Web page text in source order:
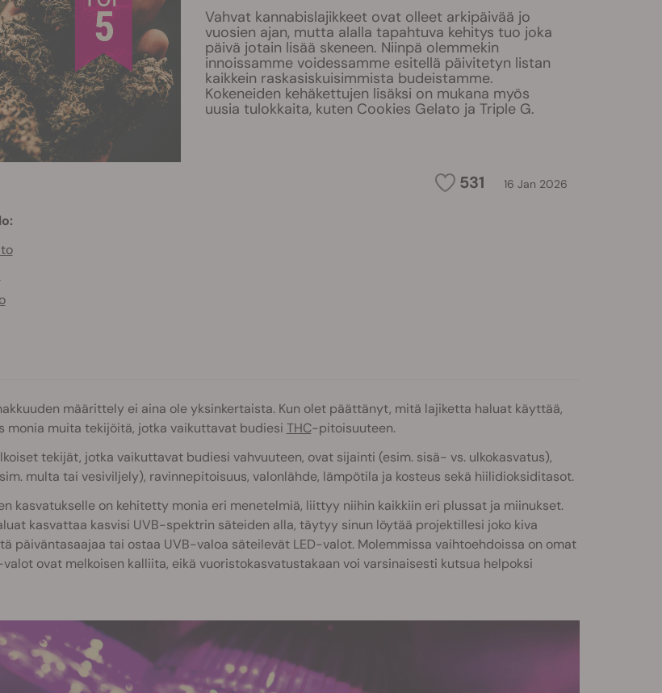
Vahvat kannabislajikkeet ovat olleet arkipäivää jo
vuosien ajan, mutta alalla tapahtuva kehitys tuo joka
päivä jotain lisää skeneen. Niinpä olemmekin
innoissamme voidessamme esitellä päivitetyn listan
kaikkein raskasiskuisimmista budeistamme.
Kokeneiden kehäkettujen lisäksi on mukana myös
uusia tulokkaita, kuten Cookies Gelato ja Triple G.
531 16 Jan 2026
määrittely ei aina ole yksinkertaista. Kun olet päättänyt, mitä lajiketta haluat käyttää,
monia muita tekijöitä, jotka vaikuttavat budiesi THC-pitoisuuteen.
tekijät, jotka vaikuttavat budiesi vahvuuteen, ovat sijainti (esim. sisä- vs. ulkokasvatus),
multa tai vesiviljely), ravinnepitoisuus, valonlähde, lämpötila ja kosteus sekä hiilidioksiditasot.
kasvatukselle on kehitetty monia eri menetelmiä, liittyy niihin kaikkiin eri plussat ja miinukset.
kasvattaa kasvisi UVB-spektrin säteiden alla, täytyy sinun löytää projektillesi joko kiva
päiväntasaajaa tai ostaa UVB-valoa säteilevät LED-valot. Molemmissa vaihtoehdoissa on omat
valot ovat melkoisen kalliita, eikä vuoristokasvatustakaan voi varsinaisesti kutsua helpoksi